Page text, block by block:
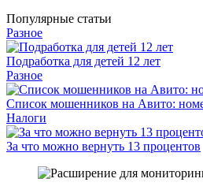
Популярные статьи
Разное
Подработка для детей 12 лет
Разное
Список мошенников на Авито:
Налоги
За что можно вернуть 13 процентов